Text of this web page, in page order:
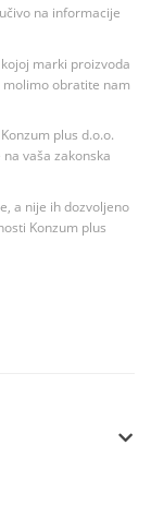
na informacije
marki proizvoda
molimo obratite nam
plus d.o.o.
vaša zakonska
a nije ih dozvoljeno
Konzum plus